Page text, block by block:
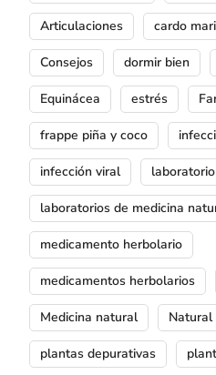
Articulaciones cardo
Consejos dormir bien
Equinácea estrés
frappe piña y coco
infección viral
laboratorios de medicina
medicamento herbolario
medicamentos herbolarios
Medicina natural Natural
plantas depurativas